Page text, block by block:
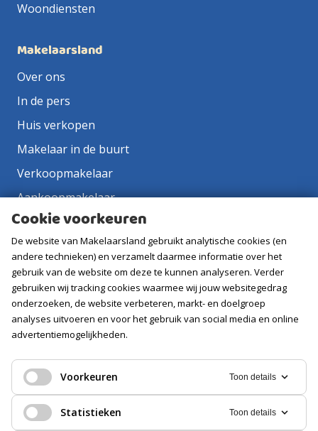
Woondiensten
Makelaarsland
Over ons
In de pers
Huis verkopen
Makelaar in de buurt
Verkoopmakelaar
Aankoopmakelaar
Contact
Vacatures
Volg ons
Cookie voorkeuren
De website van Makelaarsland gebruikt analytische cookies (en
andere technieken) en verzamelt daarmee informatie over het
gebruik van de website om deze te kunnen analyseren. Verder
gebruiken wij tracking cookies waarmee wij jouw websitegedrag
onderzoeken, de website verbeteren, markt- en doelgroep
analyses uitvoeren en voor het gebruik van social media en online
advertentiemogelijkheden.
Voorkeuren Toon details
Statistieken Toon details